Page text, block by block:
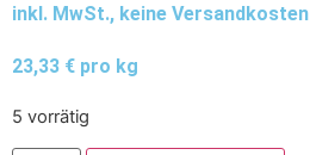
inkl. MwSt., keine Versandkosten
23,33 € pro kg
5 vorrätig